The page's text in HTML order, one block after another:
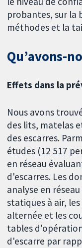
probantes, sur la
méthodes et la
Qu’avons-
Effets dans la
Nous avons
des lits, matelas
des escarres.
études (12 517
en réseau
d'escarres. Les
analyse en
statiques à air,
alternée et les
tables
d'escarre par